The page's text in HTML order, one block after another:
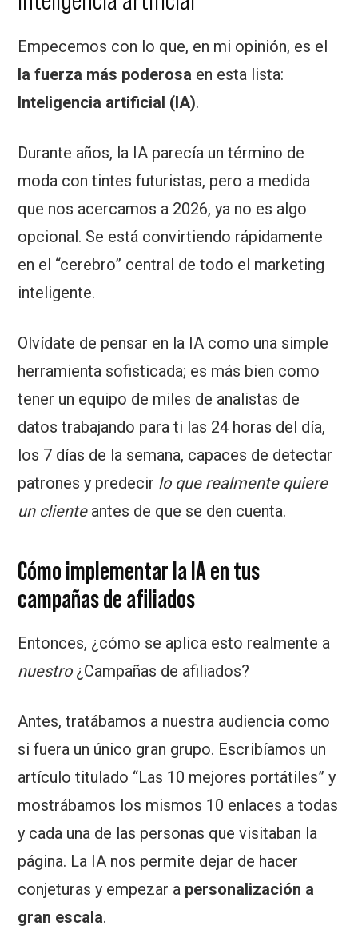
Empecemos con lo que, en mi opinión, es el
la fuerza más poderosa en esta lista:
Inteligencia artificial (IA).
Durante años, la IA parecía un término de
moda con tintes futuristas, pero a medida
que nos acercamos a 2026, ya no es algo
opcional. Se está convirtiendo rápidamente
en el “cerebro” central de todo el marketing
inteligente.
Olvídate de pensar en la IA como una simple
herramienta sofisticada; es más bien como
tener un equipo de miles de analistas de
datos trabajando para ti las 24 horas del día,
los 7 días de la semana, capaces de detectar
patrones y predecir lo que realmente quiere
un clienteantes de que se den cuenta.
Cómo implementar la IA en tus
campañas de afiliados
Entonces, ¿cómo se aplica esto realmente a
nuestro¿Campañas de afiliados?
Antes, tratábamos a nuestra audiencia como
si fuera un único gran grupo. Escribíamos un
artículo titulado “Las 10 mejores portátiles” y
mostrábamos los mismos 10 enlaces a todas
y cada una de las personas que visitaban la
página. La IA nos permite dejar de hacer
conjeturas y empezar a personalización a
gran escala.